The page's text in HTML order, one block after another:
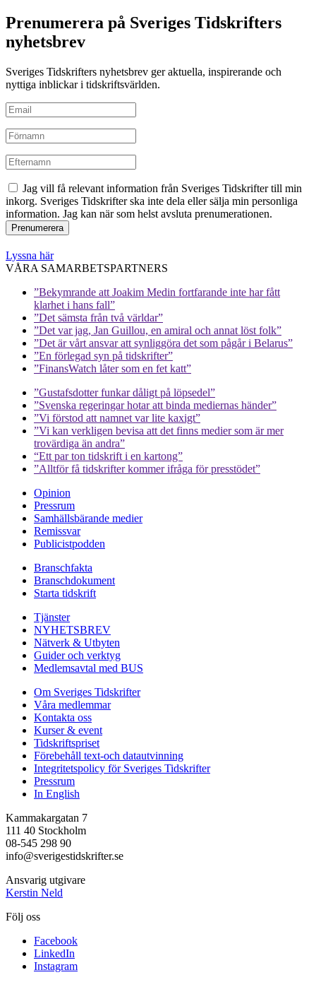
Prenumerera på Sveriges Tidskrifters
nyhetsbrev
Sveriges Tidskrifters nyhetsbrev ger aktuella, inspirerande och
nyttiga inblickar i tidskriftsvärlden.
Jag vill få relevant information från Sveriges Tidskrifter till min
inkorg. Sveriges Tidskrifter ska inte dela eller sälja min personliga
information. Jag kan när som helst avsluta prenumerationen.
Lyssna här
VÅRA SAMARBETSPARTNERS
”Bekymrande att Joakim Medin fortfarande inte har fått
klarhet i hans fall”
”Det sämsta från två världar”
”Det var jag, Jan Guillou, en amiral och annat löst folk”
”Det är vårt ansvar att synliggöra det som pågår i Belarus”
”En förlegad syn på tidskrifter”
”FinansWatch låter som en fet katt”
”Gustafsdotter funkar dåligt på löpsedel”
”Svenska regeringar hotar att binda mediernas händer”
”Vi förstod att namnet var lite kaxigt”
”Vi kan verkligen bevisa att det finns medier som är mer
trovärdiga än andra”
“Ett par ton tidskrift i en kartong”
”Alltför få tidskrifter kommer ifråga för presstödet”
Opinion
Pressrum
Samhällsbärande medier
Remissvar
Publicistpodden
Branschfakta
Branschdokument
Starta tidskrift
Tjänster
NYHETSBREV
Nätverk & Utbyten
Guider och verktyg
Medlemsavtal med BUS
Om Sveriges Tidskrifter
Våra medlemmar
Kontakta oss
Kurser & event
Tidskriftspriset
Förebehåll text-och datautvinning
Integritetspolicy för Sveriges Tidskrifter
Pressrum
In English
Kammakargatan 7
111 40 Stockholm
08-545 298 90
info@sverigestidskrifter.se
Ansvarig utgivare
Kerstin Neld
Följ oss
Facebook
LinkedIn
Instagram